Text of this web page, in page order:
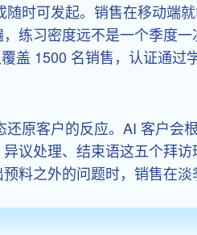
时可发起。销售在移动端
练习密度远不是一个季度
盖 1500 名销售，认证通
原客户的反应。AI 客户
议处理、结束语这五个拜
料之外的问题时，销售在